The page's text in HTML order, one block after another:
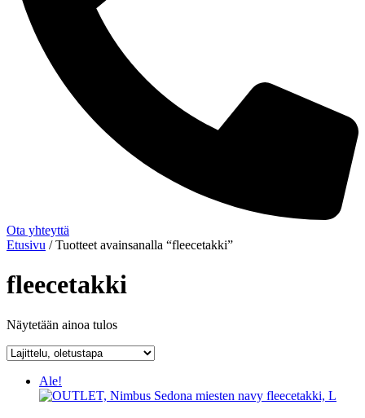
Ota yhteyttä
Etusivu / Tuotteet avainsanalla “fleecetakki”
fleecetakki
Näytetään ainoa tulos
Ale!